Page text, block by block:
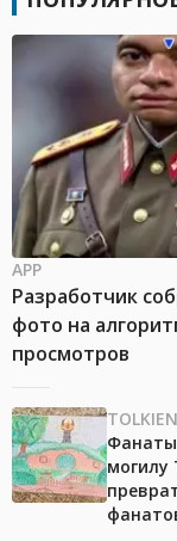
APP
Разработчик
фото на
просмотров
TOLKIEN
Фанаты
могилу